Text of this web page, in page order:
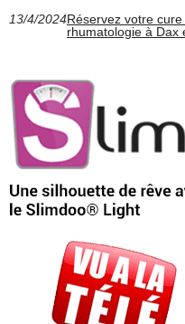
13/4/2024Réservez votre
rhumatologie à Dax